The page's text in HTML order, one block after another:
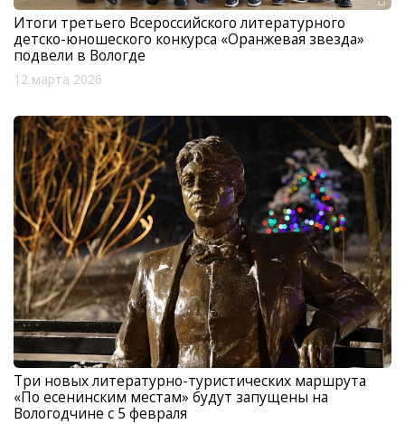
Итоги третьего Всероссийского литературного
детско-юношеского конкурса «Оранжевая звезда»
подвели в Вологде
12 марта 2026
Три новых литературно-туристических маршрута
«По есенинским местам» будут запущены на
Вологодчине с 5 февраля